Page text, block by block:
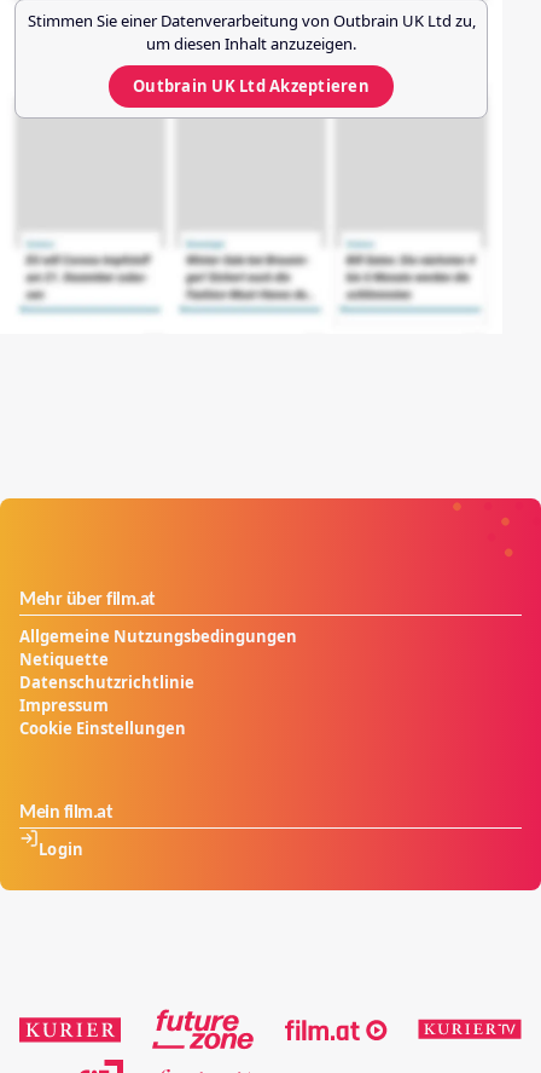
Stimmen Sie einer Datenverarbeitung von Outbrain UK Ltd zu,
um diesen Inhalt anzuzeigen.
Outbrain UK Ltd Akzeptieren
Mehr über film.at
Allgemeine Nutzungsbedingungen
Netiquette
Datenschutzrichtlinie
Impressum
Cookie Einstellungen
Mein film.at
Login